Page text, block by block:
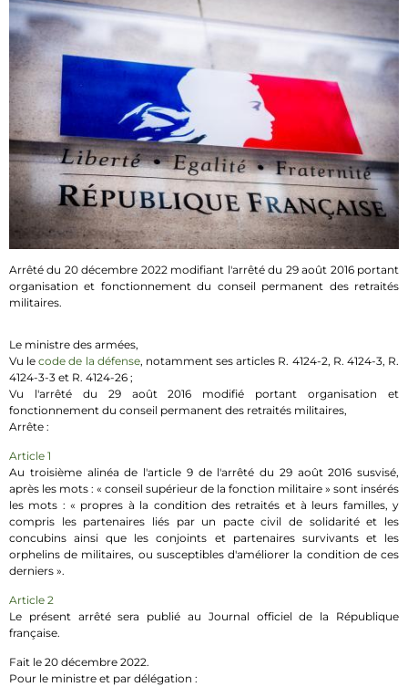
Arrêté du 20 décembre 2022 modifiant l'arrêté du 29 août 2016 portant
organisation et fonctionnement du conseil permanent des retraités
militaires.
Le ministre des armées,
Vu lecode de la défense, notamment ses articles R. 4124-2, R. 4124-3, R.
4124-3-3 et R. 4124-26 ;
Vu l'arrêté du 29 août 2016 modifié portant organisation et
fonctionnement du conseil permanent des retraités militaires,
Arrête :
Article 1
Au troisième alinéa de l'article 9 de l'arrêté du 29 août 2016 susvisé,
après les mots : « conseil supérieur de la fonction militaire » sont insérés
les mots : « propres à la condition des retraités et à leurs familles, y
compris les partenaires liés par un pacte civil de solidarité et les
concubins ainsi que les conjoints et partenaires survivants et les
orphelins de militaires, ou susceptibles d'améliorer la condition de ces
derniers ».
Article 2
Le présent arrêté sera publié au Journal officiel de la République
française.
Fait le 20 décembre 2022.
Pour le ministre et par délégation :